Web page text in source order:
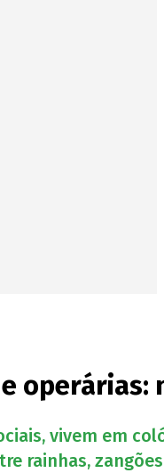
vivem em
rainhas,